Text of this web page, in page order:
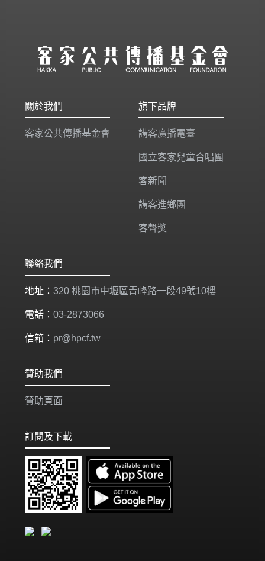
關於我們
客家公共傳播基金會
旗下品牌
講客廣播電臺
國立客家兒童合唱團
客新聞
講客進鄉團
客聲獎
聯絡我們
地址： 320 桃園市中壢區青峰路一段49號10樓
電話： 03-2873066
信箱： pr@hpcf.tw
贊助我們
贊助頁面
訂閱及下載